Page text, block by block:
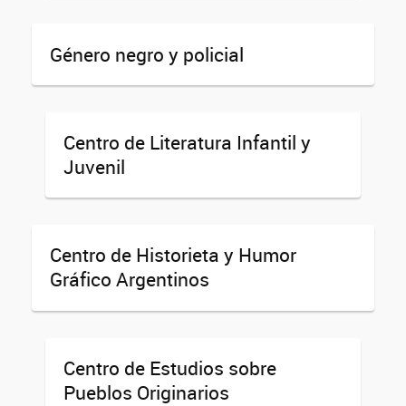
Género negro y policial
Centro de Literatura Infantil y
Juvenil
Centro de Historieta y Humor
Gráfico Argentinos
Centro de Estudios sobre
Pueblos Originarios